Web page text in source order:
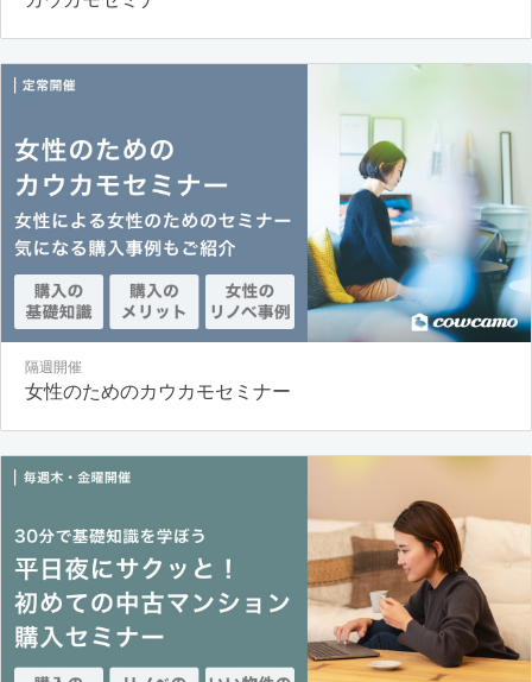
隔週開催
女性のためのカウカモセミナー